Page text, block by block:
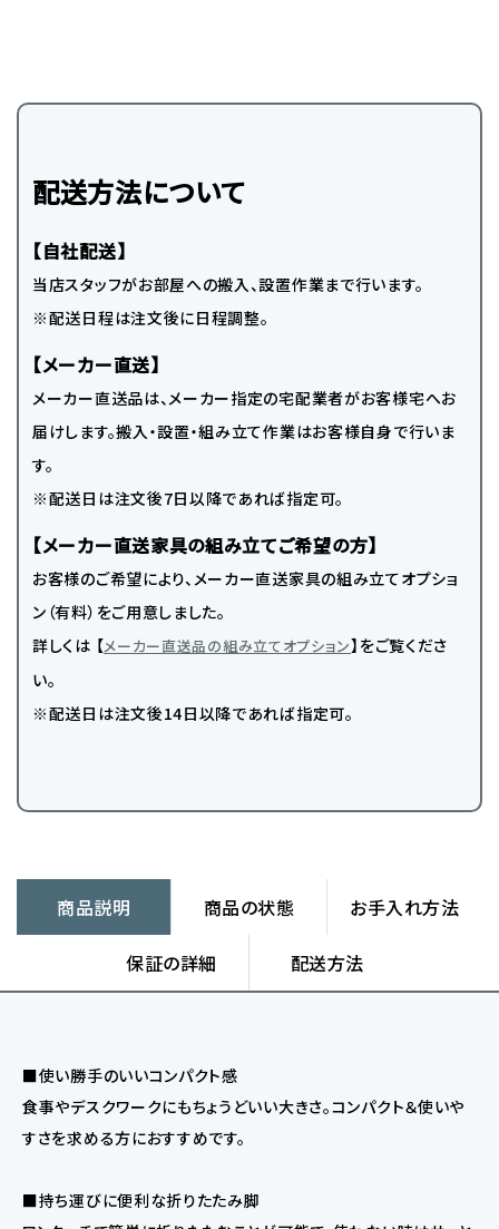
配送方法について
【自社配送】
当店スタッフがお部屋への搬入、設置作業まで行います。
※配送日程は注文後に日程調整。
【メーカー直送】
メーカー直送品は、メーカー指定の宅配業者がお客様宅へお
届けします。搬入・設置・組み立て作業はお客様自身で行いま
す。
※配送日は注文後7日以降であれば指定可。
【メーカー直送家具の組み立てご希望の方】
お客様のご希望により、メーカー直送家具の組み立てオプショ
ン（有料）をご用意しました。
詳しくは 【メーカー直送品の組み立てオプション】をご覧くださ
い。
※配送日は注文後14日以降であれば指定可。
商品説明 商品の状態 お手入れ方法
保証の詳細 配送方法
■使い勝手のいいコンパクト感
食事やデスクワークにもちょうどいい大きさ。コンパクト＆使いや
すさを求める方におすすめです。
■持ち運びに便利な折りたたみ脚